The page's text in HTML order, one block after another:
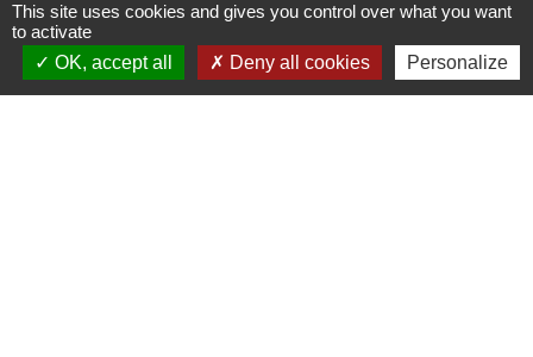
Services en ligne et formulaires
This site uses cookies and gives you control over what you want
to activate
OK, accept all
Deny all cookies Personalize